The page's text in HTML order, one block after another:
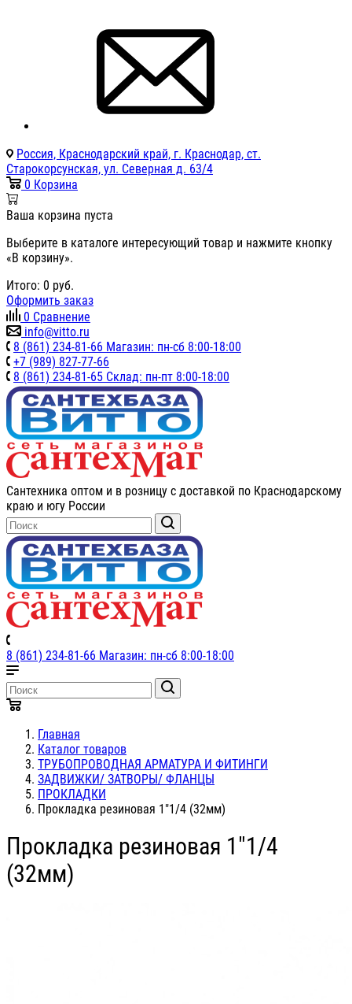
Россия, Краснодарский край, г. Краснодар, ст.
Старокорсунская, ул. Северная д. 63/4
0 Корзина
Ваша корзина пуста
Выберите в каталоге интересующий товар и нажмите кнопку
«В корзину».
Итого: 0 руб.
Оформить заказ
0 Сравнение
info@vitto.ru
8 (861) 234-81-66 Магазин: пн-сб 8:00-18:00
+7 (989) 827-77-66
8 (861) 234-81-65 Склад: пн-пт 8:00-18:00
Сантехника оптом и в розницу с доставкой по Краснодарскому
краю и югу России
8 (861) 234-81-66 Магазин: пн-сб 8:00-18:00
Главная
Каталог товаров
ТРУБОПРОВОДНАЯ АРМАТУРА И ФИТИНГИ
ЗАДВИЖКИ/ ЗАТВОРЫ/ ФЛАНЦЫ
ПРОКЛАДКИ
Прокладка резиновая 1"1/4 (32мм)
Прокладка резиновая 1"1/4
(32мм)